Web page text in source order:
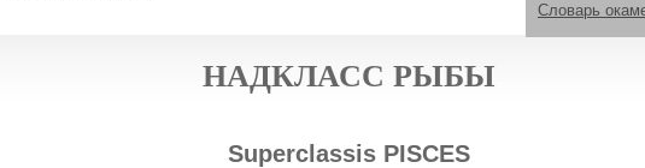
Словарь
НАДКЛАСС РЫБЫ
Superclassis PISCES